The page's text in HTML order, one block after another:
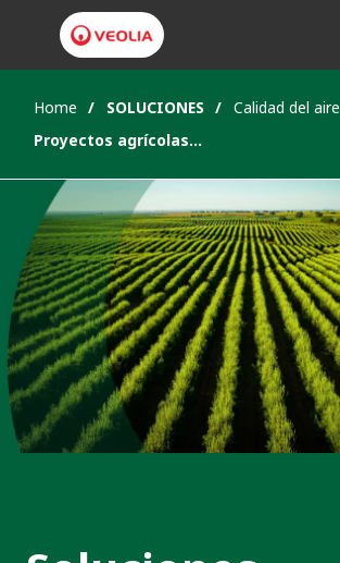
Home SOLUCIONES
Calidad del aire
Proyectos agrícolas sostenibles